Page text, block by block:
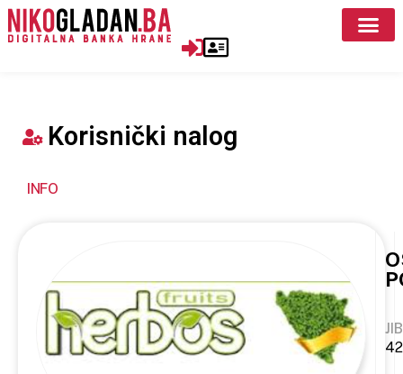
Korisnički nalog
INFO
JIB